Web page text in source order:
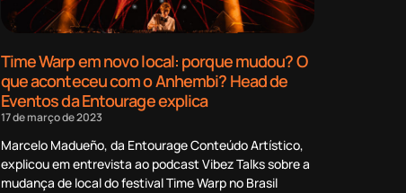
Time Warp em novo local: porque mudou? O
que aconteceu com o Anhembi? Head de
Eventos da Entourage explica
17 de março de 2023
Marcelo Madueño, da Entourage Conteúdo Artístico,
explicou em entrevista ao podcast Vibez Talks sobre a
mudança de local do festival Time Warp no Brasil